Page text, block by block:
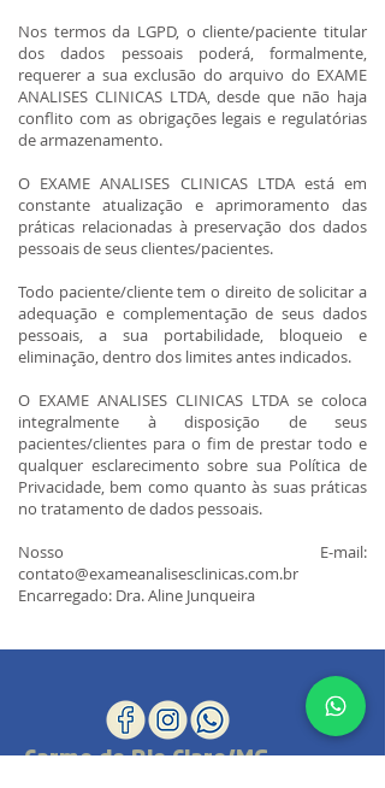
Nos termos da LGPD, o cliente/paciente titular
dos dados pessoais poderá, formalmente,
requerer a sua exclusão do arquivo do EXAME
ANALISES CLINICAS LTDA, desde que não haja
conflito com as obrigações legais e regulatórias
de armazenamento.
O EXAME ANALISES CLINICAS LTDA está em
constante atualização e aprimoramento das
práticas relacionadas à preservação dos dados
pessoais de seus clientes/pacientes.
Todo paciente/cliente tem o direito de solicitar a
adequação e complementação de seus dados
pessoais, a sua portabilidade, bloqueio e
eliminação, dentro dos limites antes indicados.
O EXAME ANALISES CLINICAS LTDA se coloca
integralmente à disposição de seus
pacientes/clientes para o fim de prestar todo e
qualquer esclarecimento sobre sua Política de
Privacidade, bem como quanto às suas práticas
no tratamento de dados pessoais.
Nosso E-mail:
contato@exameanalisesclinicas.com.br
Encarregado: Dra. Aline Junqueira
Carmo do Rio Claro/MG